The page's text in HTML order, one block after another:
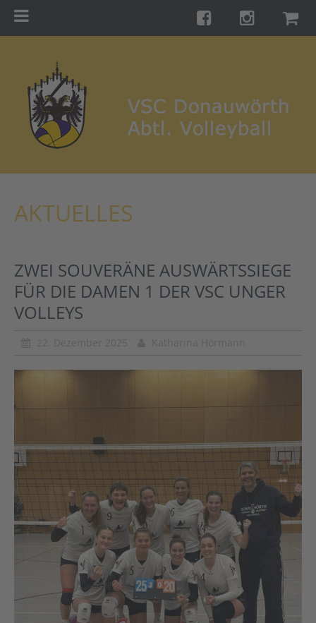
Training
Turniere
Kontakt
Shop
AKTUELLES
ZWEI SOUVERÄNE AUSWÄRTSSIEGE
FÜR DIE DAMEN 1 DER VSC UNGER
VOLLEYS